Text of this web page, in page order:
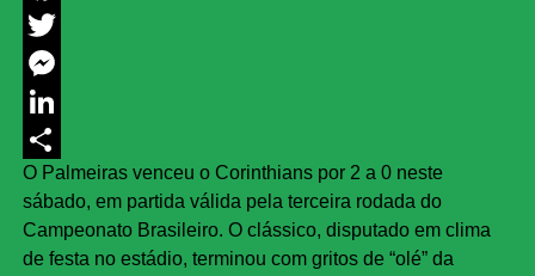
Facebook
Twitter
Messenger
LinkedIn
Share
O Palmeiras venceu o Corinthians por 2 a 0 neste
sábado, em partida válida pela terceira rodada do
Campeonato Brasileiro. O clássico, disputado em clima
de festa no estádio, terminou com gritos de “olé” da